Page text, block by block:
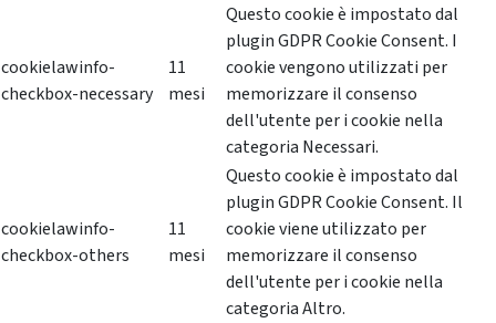
cookielawinfo-
checkbox-necessary
11
mesi
Questo cookie è impostato dal
plugin GDPR Cookie Consent. I
cookie vengono utilizzati per
memorizzare il consenso
dell'utente per i cookie nella
categoria Necessari.
cookielawinfo-
checkbox-others
11
mesi
Questo cookie è impostato dal
plugin GDPR Cookie Consent. Il
cookie viene utilizzato per
memorizzare il consenso
dell'utente per i cookie nella
categoria Altro.